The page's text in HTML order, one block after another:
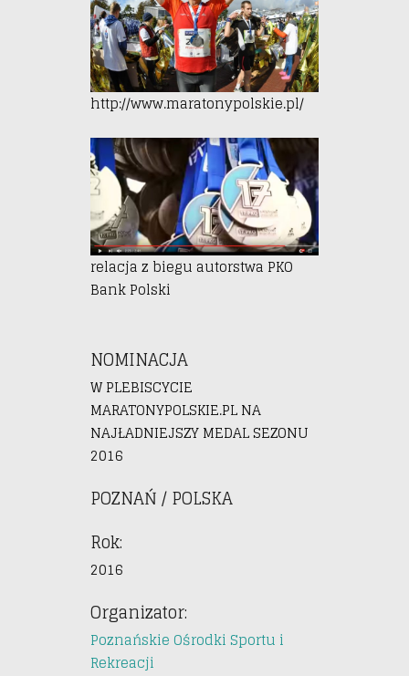
http://www.maratonypolskie.pl/
relacja z biegu autorstwa PKO
Bank Polski
NOMINACJA
W PLEBISCYCIE
MARATONYPOLSKIE.PL NA
NAJŁADNIEJSZY MEDAL SEZONU
2016
POZNAŃ / POLSKA
Rok:
2016
Organizator:
Poznańskie Ośrodki Sportu i
Rekreacji